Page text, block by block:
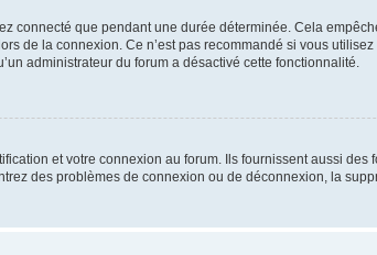
connecté que pendant une durée déterminée. Cela
de la connexion. Ce n’est pas recommandé si vous
administrateur du forum a désactivé cette fonctionnalité.
et votre connexion au forum. Ils fournissent aussi
des problèmes de connexion ou de déconnexion, la